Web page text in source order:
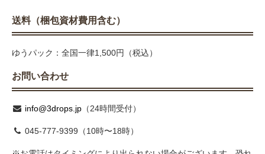
送料（梱包資材費用含む）
ゆうパック：全国一律1,500円（税込）
お問い合わせ
info@3drops.jp （24時間受付）
045-777-9399（10時〜18時）